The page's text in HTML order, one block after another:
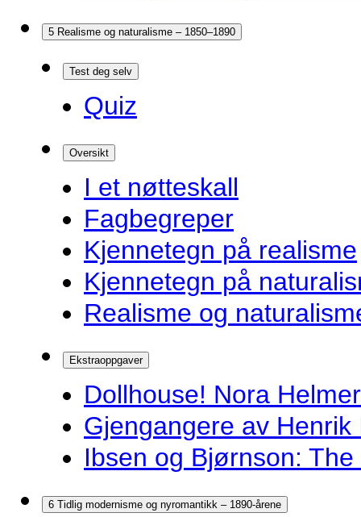
5 Realisme og naturalisme – 1850–1890
Test deg selv
Quiz
Oversikt
I et nøtteskall
Fagbegreper
Kjennetegn på realisme
Kjennetegn på
Realisme og
Ekstraoppgaver
Dollhouse! Nora
Gjengangere av
Ibsen og Bjørnson:
6 Tidlig modernisme og nyromantikk – 1890-årene